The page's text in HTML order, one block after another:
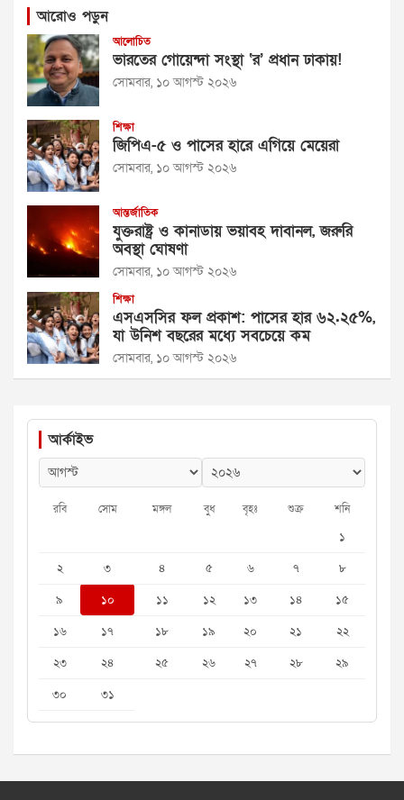
আরোও পড়ুন
আলোচিত
ভারতের গোয়েন্দা সংস্থা ‘র’ প্রধান ঢাকায়!
সোমবার, ১০ আগস্ট ২০২৬
শিক্ষা
জিপিএ-৫ ও পাসের হারে এগিয়ে মেয়েরা
সোমবার, ১০ আগস্ট ২০২৬
আন্তর্জাতিক
যুক্তরাষ্ট্র ও কানাডায় ভয়াবহ দাবানল, জরুরি
অবস্থা ঘোষণা
সোমবার, ১০ আগস্ট ২০২৬
শিক্ষা
এসএসসির ফল প্রকাশ: পাসের হার ৬২.২৫%,
যা উনিশ বছরের মধ্যে সবচেয়ে কম
সোমবার, ১০ আগস্ট ২০২৬
আর্কাইভ
রবি সোম মঙ্গল বুধ বৃহঃ শুক্র শনি
১
২
৩ ৪ ৫ ৬ ৭
৮
৯
১০ ১১ ১২ ১৩ ১৪
১৫
১৬
১৭ ১৮ ১৯ ২০ ২১
২২
২৩
২৪ ২৫ ২৬ ২৭ ২৮
২৯
৩০
৩১